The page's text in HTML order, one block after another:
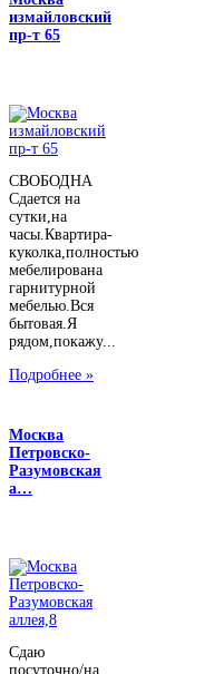
измайловский
пр-т 65
СВОБОДНА
Сдается на
сутки,на
часы.Квартира-
куколка,полностью
мебелирована
гарнитурной
мебелью.Вся
бытовая.Я
рядом,покажу...
Подробнее »
Москва
Петровско-
Разумовская
а…
Сдаю
посуточно/на